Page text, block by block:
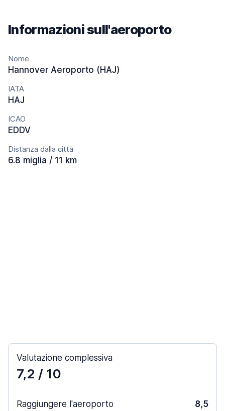
Informazioni sull'aeroporto
Nome
Hannover Aeroporto (HAJ)
IATA
HAJ
ICAO
EDDV
Distanza dalla città
6.8 miglia / 11 km
Valutazione complessiva
7,2 / 10
Raggiungere l'aeroporto 8,5